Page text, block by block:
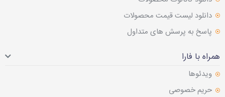
دانلود لیست قیمت محصولات
پاسخ به پرسش های متداول
همراه با فارا
ویدئوها
حریم خصوصی